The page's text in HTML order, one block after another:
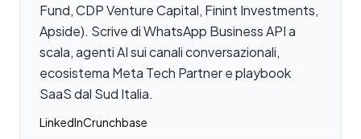
Fund, CDP Venture Capital, Finint Investments,
Apside). Scrive di WhatsApp Business API a
scala, agenti AI sui canali conversazionali,
ecosistema Meta Tech Partner e playbook
SaaS dal Sud Italia.
LinkedInCrunchbase